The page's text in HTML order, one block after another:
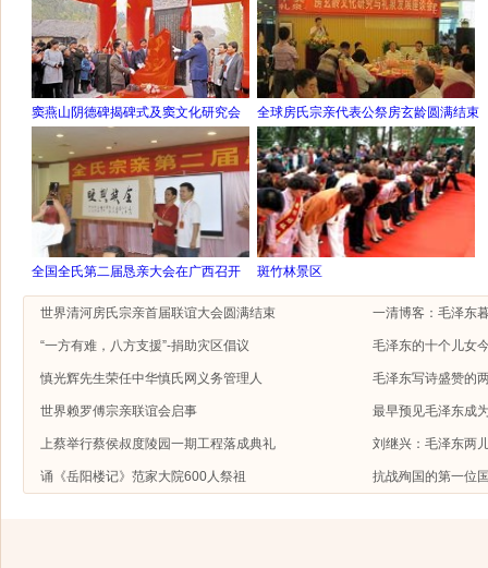
窦燕山阴德碑揭碑式及窦文化研究会 全球房氏宗亲代表公祭房玄龄圆满结束
全国全氏第二届恳亲大会在广西召开 斑竹林景区
世界清河房氏宗亲首届联谊大会圆满结束 一清博客：毛泽东
“一方有难，八方支援”-捐助灾区倡议 毛泽东的十个儿女
慎光辉先生荣任中华慎氏网义务管理人 毛泽东写诗盛赞的
世界赖罗傅宗亲联谊会启事 最早预见毛泽东成
上蔡举行蔡侯叔度陵园一期工程落成典礼 刘继兴：毛泽东两
诵《岳阳楼记》范家大院600人祭祖 抗战殉国的第一位